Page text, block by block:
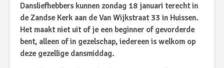
Dansliefhebbers kunnen zondag 18 januari terecht in
de Zandse Kerk aan de Van Wijkstraat 33 in Huissen.
Het maakt niet uit of je een beginner of gevorderde
bent, alleen of in gezelschap, iedereen is welkom op
deze gezellige dansmiddag.